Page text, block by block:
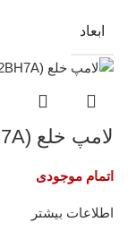
ابعاد
لامپ خلع (12BH7A)
اتمام موجودی
اطلاعات بیشتر